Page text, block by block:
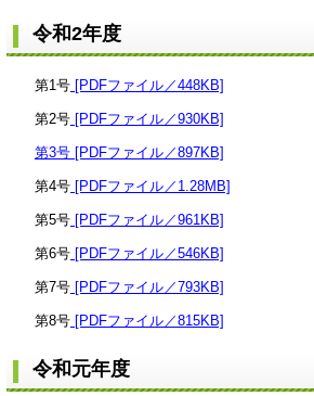
令和2年度
第1号 [PDFファイル／448KB]
第2号 [PDFファイル／930KB]
第3号 [PDFファイル／897KB]
第4号 [PDFファイル／1.28MB]
第5号 [PDFファイル／961KB]
第6号 [PDFファイル／546KB]
第7号 [PDFファイル／793KB]
第8号 [PDFファイル／815KB]
令和元年度